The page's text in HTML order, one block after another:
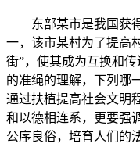
东部某市是我国获得
一，该市某村为了提高
街”，使其成为互换和
的准绳的理解，下列哪
通过扶植提高社会文明
和以德相连系，更要强
公序良俗，培育人们的